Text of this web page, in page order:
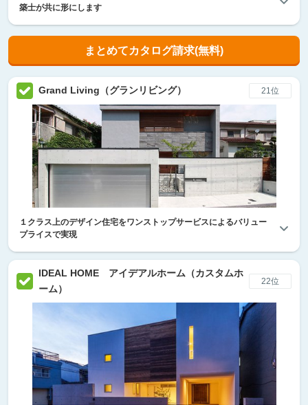
築士が共に形にします
まとめてカタログ請求(無料)
Grand Living（グランリビング） 21位
１クラス上のデザイン住宅をワンストップサービスによるバリュー
プライスで実現
IDEAL HOME アイデアルホーム（カスタムホ
ーム）
22位